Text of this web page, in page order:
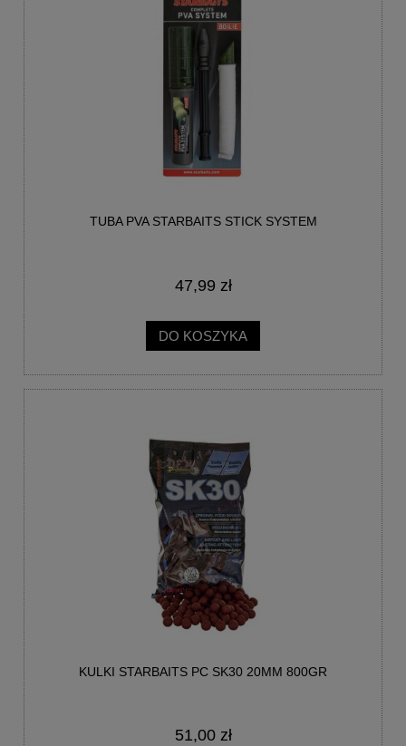
TUBA PVA STARBAITS STICK SYSTEM
47,99 zł
DO KOSZYKA
KULKI STARBAITS PC SK30 20MM 800GR
51,00 zł